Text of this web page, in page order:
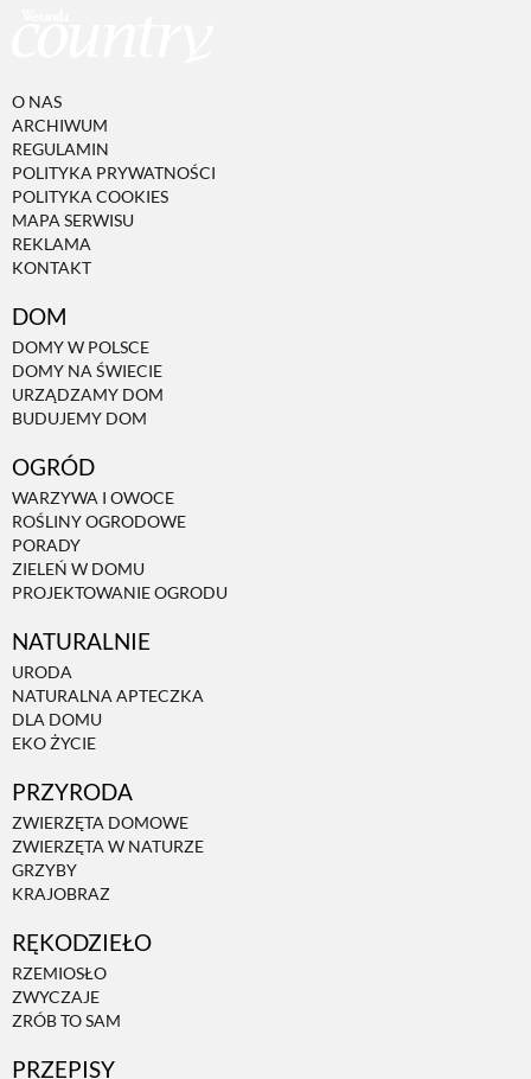
O NAS
ARCHIWUM
REGULAMIN
POLITYKA PRYWATNOŚCI
POLITYKA COOKIES
MAPA SERWISU
REKLAMA
KONTAKT
DOM
DOMY W POLSCE
DOMY NA ŚWIECIE
URZĄDZAMY DOM
BUDUJEMY DOM
OGRÓD
WARZYWA I OWOCE
ROŚLINY OGRODOWE
PORADY
ZIELEŃ W DOMU
PROJEKTOWANIE OGRODU
NATURALNIE
URODA
NATURALNA APTECZKA
DLA DOMU
EKO ŻYCIE
PRZYRODA
ZWIERZĘTA DOMOWE
ZWIERZĘTA W NATURZE
GRZYBY
KRAJOBRAZ
RĘKODZIEŁO
RZEMIOSŁO
ZWYCZAJE
ZRÓB TO SAM
PRZEPISY